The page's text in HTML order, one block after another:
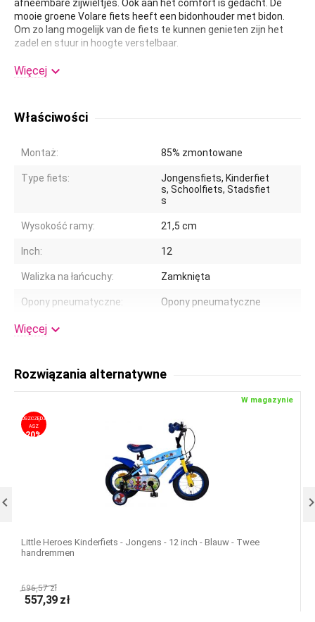
afneembare zijwieltjes. Ook aan het comfort is gedacht. De
mooie groene Volare fiets heeft een bidonhouder met bidon.
Om zo lang mogelijk van de fiets te kunnen genieten zijn het
zadel en stuur in hoogte verstelbaar.
Kortom: een topkwaliteit fiets waar uw kind nog jaren van kan
genieten!
Więcej 
Właściwości
Montaż: 85% zmontowane
Type fiets:
Jongensfiets, Kinderfiet
s, Schoolfiets, Stadsfiet
s
Wysokość ramy: 21,5 cm
Inch: 12
Walizka na łańcuchy: Zamknięta
Opony pneumatyczne: Opony pneumatyczne
Kleur:
Regulowana wysokość
kierownicy:
Tak
Obręcze:
Zawieszenie:
Nr
Tak
Więcej 
Rozwiązania alternatywne
W magazynie
OSZCZĘDZ
ASZ
20%
Little Heroes Kinderfiets - Jongens - 12 inch - Blauw - Twee
handremmen
696,57 zł
557,39 zł